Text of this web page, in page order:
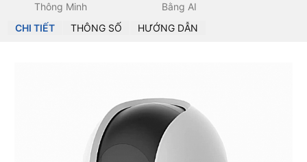
Thông Minh
Bằng AI
CHI TIẾT
THÔNG SỐ HƯỚNG DẪN